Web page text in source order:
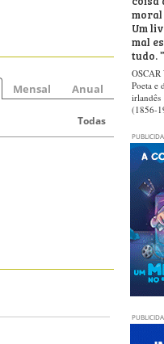
Mensal Anual
Todas
Um
mal
tudo.”
Poeta e
irlandês
(1856-